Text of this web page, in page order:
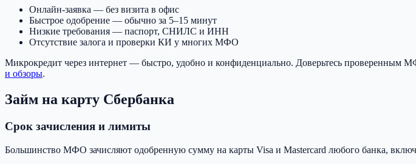
Онлайн-заявка — без визита в офис
Быстрое одобрение — обычно за 5–15 минут
Низкие требования — паспорт, СНИЛС и ИНН
Отсутствие залога и проверки КИ у многих МФО
Микрокредит через интернет — быстро, удобно и конфиденциально. Доверьтесь
и обзоры.
Займ на карту Сбербанка
Срок зачисления и лимиты
Большинство МФО зачисляют одобренную сумму на карты Visa и Mastercard любого банка,